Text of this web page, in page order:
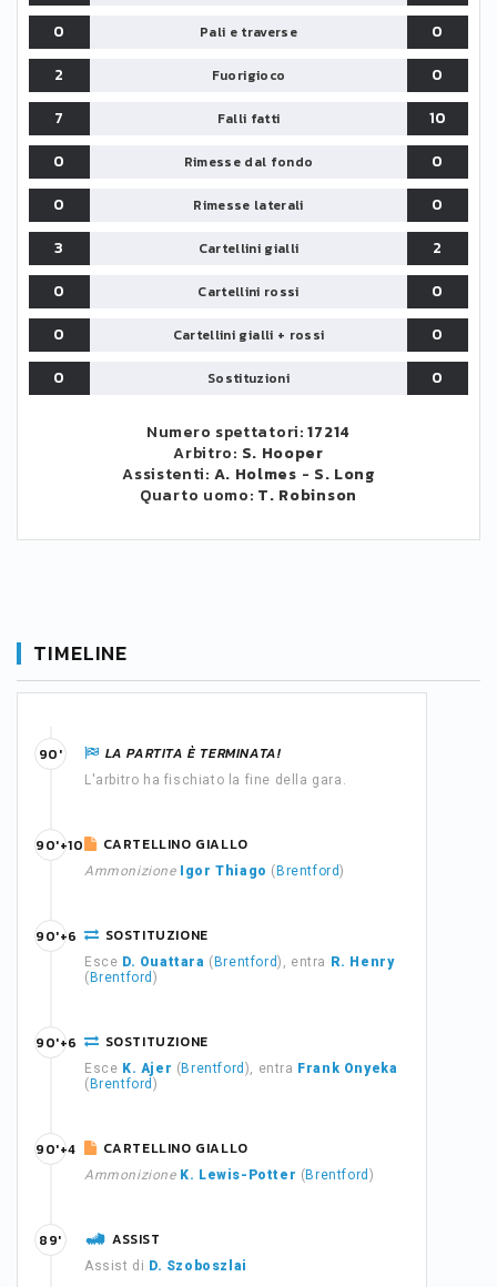
0 Pali e traverse
0
2
Fuorigioco
0
7
Falli fatti
10
0
Rimesse dal fondo
0
0
Rimesse laterali
0
3
Cartellini gialli
2
0
Cartellini rossi
0
0
Cartellini gialli + rossi
0
0
Sostituzioni 0
Numero spettatori:17214
Arbitro: S. Hooper
Assistenti: A. Holmes - S. Long
Quarto uomo: T. Robinson
TIMELINE
LA PARTITA È TERMINATA!
L'arbitro ha fischiato la fine della gara.
90'
CARTELLINO GIALLO
Ammonizione Igor Thiago ( Brentford)
90'+10
SOSTITUZIONE
Esce D. Ouattara ( Brentford), entra
R. Henry
( Brentford)
90'+6
SOSTITUZIONE
Esce K. Ajer ( Brentford ), entra Frank Onyeka
( Brentford)
90'+6
CARTELLINO GIALLO
Ammonizione K. Lewis-Potter ( Brentford )
90'+4
ASSIST
Assist di D. Szoboszlai
89'